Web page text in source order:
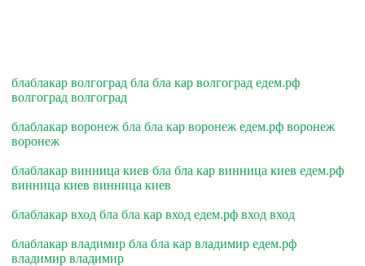
блаблакар волгоград бла бла кар волгоград едем.рф
волгоград волгоград
блаблакар воронеж бла бла кар воронеж едем.рф воронеж
воронеж
блаблакар винница киев бла бла кар винница киев едем.рф
винница киев винница киев
блаблакар вход бла бла кар вход едем.рф вход вход
блаблакар владимир бла бла кар владимир едем.рф
владимир владимир